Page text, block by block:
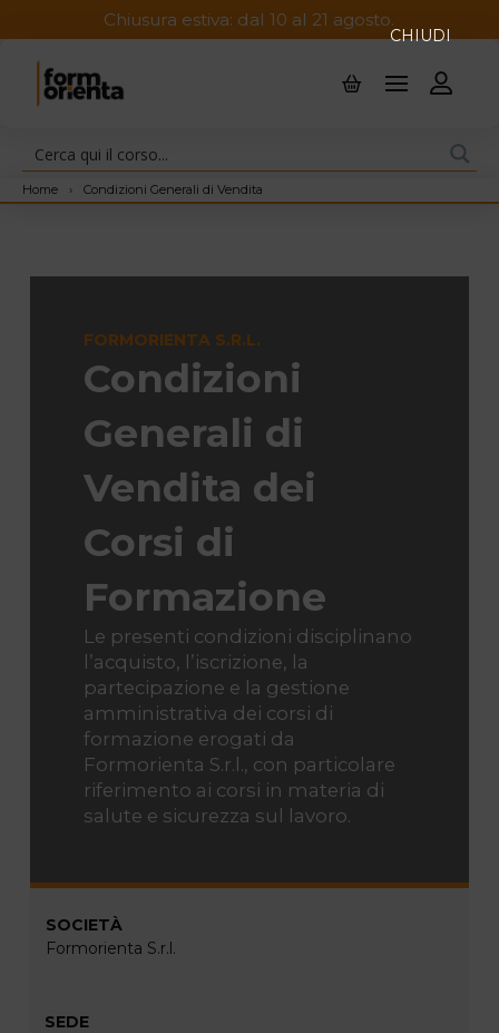
Chiusura estiva: dal 10 al 21 agosto.
Home › Condizioni Generali di Vendita
FORMORIENTA S.R.L.
Condizioni
Generali di
Vendita dei
Corsi di
Formazione
Le presenti condizioni disciplinano
l’acquisto, l’iscrizione, la
partecipazione e la gestione
amministrativa dei corsi di
formazione erogati da
Formorienta S.r.l., con particolare
riferimento ai corsi in materia di
salute e sicurezza sul lavoro.
SOCIETÀ
Formorienta S.r.l.
SEDE
CHIUDI